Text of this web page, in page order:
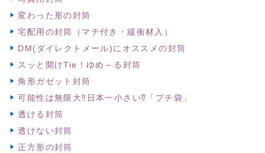
変わった形の封筒
宅配用の封筒（マチ付き・緩衝材入）
DM(ダイレクトメール)にオススメの封筒
スッと開けTie！ゆめ～る封筒
角形ガゼット封筒
可能性は無限大‼日本一小さい⁉「プチ袋」
透ける封筒
透けない封筒
正方形の封筒